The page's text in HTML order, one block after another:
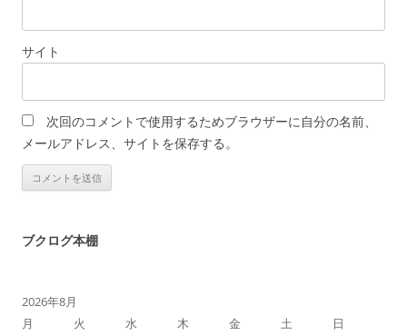
サイト
次回のコメントで使用するためブラウザーに自分の名前、
メールアドレス、サイトを保存する。
ブクログ本棚
2026年8月
月
火 水 木 金 土
日